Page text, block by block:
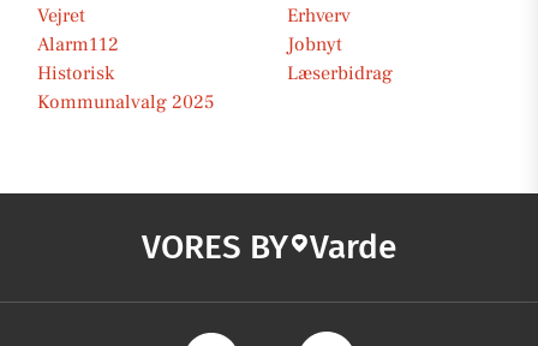
Vejret
Erhverv
Alarm112
Jobnyt
Historisk
Læserbidrag
Kommunalvalg 2025
VORES BY Varde